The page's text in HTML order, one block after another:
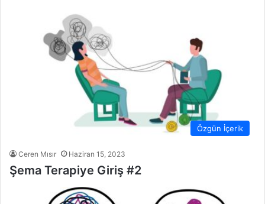
Özgün İçerik
Ceren Mısır Haziran 15, 2023
Şema Terapiye Giriş #2